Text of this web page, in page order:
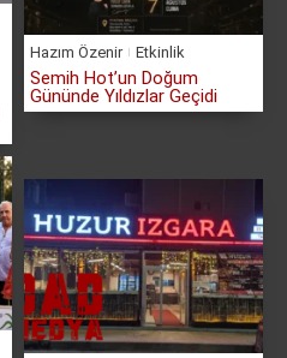
Hazım Özenir Etkinlik
Semih Hot’un Doğum
Gününde Yıldızlar Geçidi